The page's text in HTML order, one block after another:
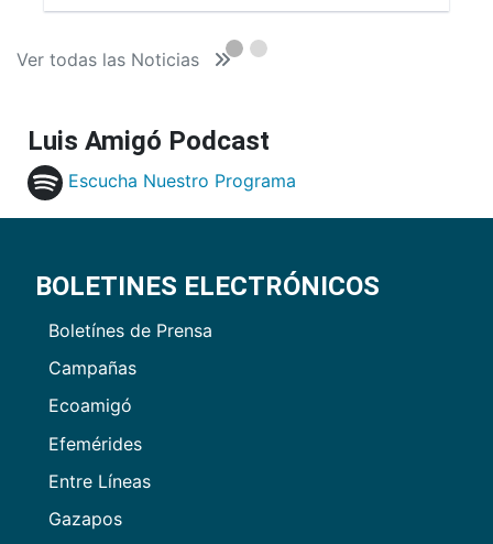
Ver todas las Noticias
Luis Amigó Podcast
Escucha Nuestro Programa
BOLETINES ELECTRÓNICOS
Boletínes de Prensa
Campañas
Ecoamigó
Efemérides
Entre Líneas
Gazapos